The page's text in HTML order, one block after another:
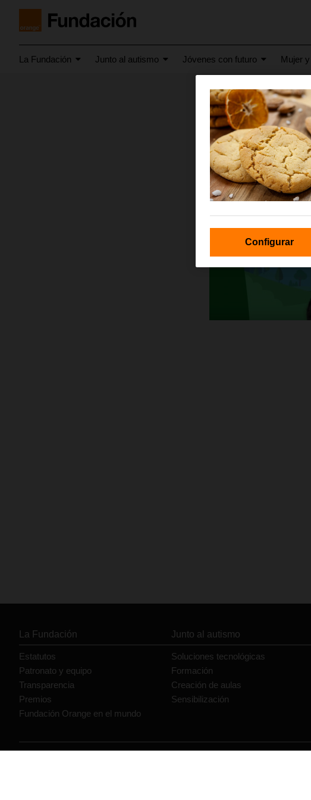
La Fundación Junto al autismo Jóvenes con futuro Mujer
julio 2016
Los likes
La Fundación
Estatutos
Patronato y equipo
Transparencia
Premios
Fundación Orange en el mundo
Junto al autismo
Soluciones tecnológicas
Formación
Creación de aulas
Sensibilización
Configurar